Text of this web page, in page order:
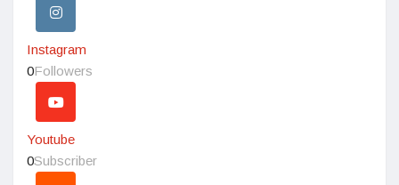
Instagram
0Followers
Youtube
0Subscriber